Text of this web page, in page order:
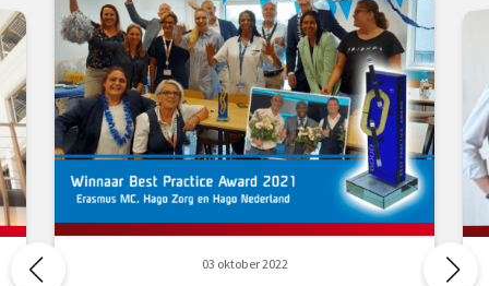
03 oktober 2022